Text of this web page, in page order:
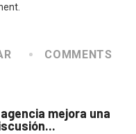
COMMENTS
mejora una